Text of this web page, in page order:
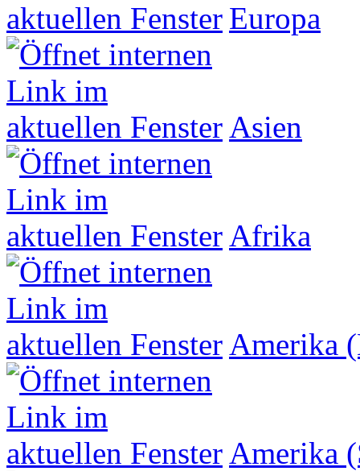
Europa
Asien
Afrika
Amerika
Amerika